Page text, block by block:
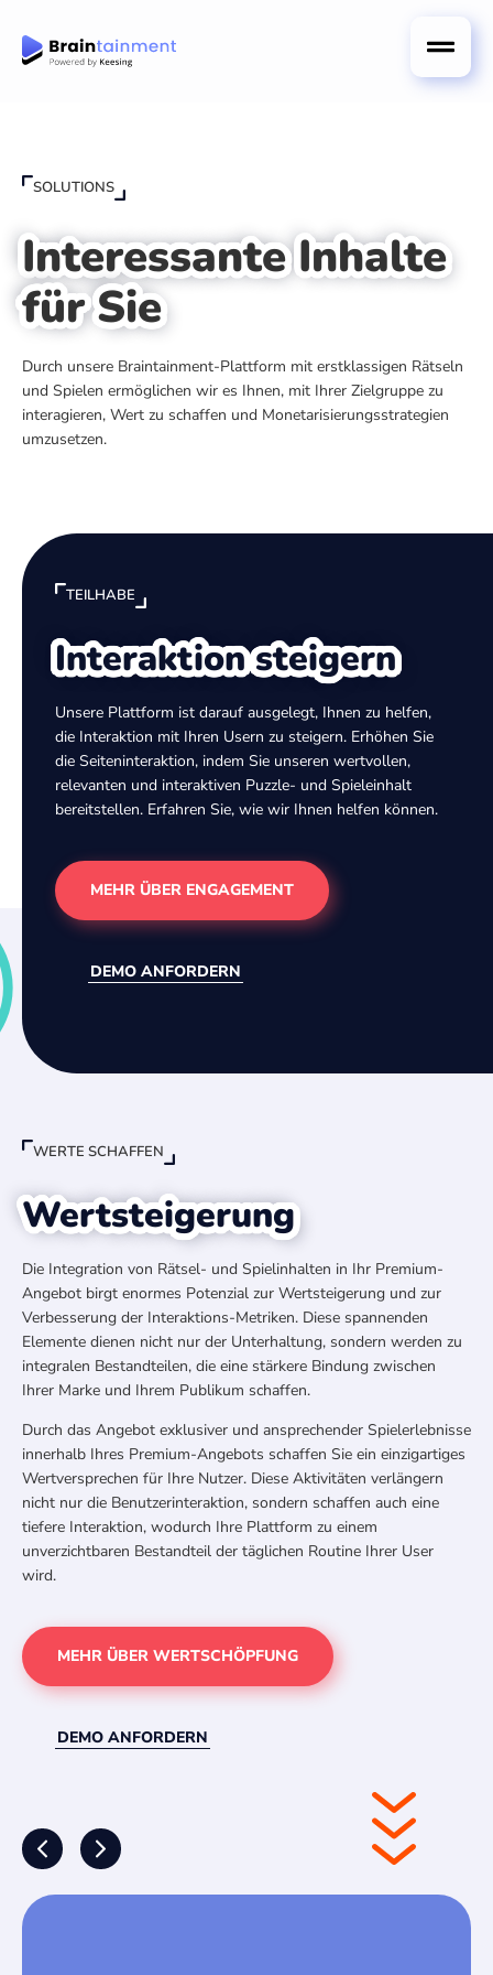
SOLUTIONS
Interessante Inhalte
für Sie
Durch unsere Braintainment-Plattform mit erstklassigen Rätseln
und Spielen ermöglichen wir es Ihnen, mit Ihrer Zielgruppe zu
interagieren, Wert zu schaffen und Monetarisierungsstrategien
umzusetzen.
TEILHABE
Interaktion steigern
Unsere Plattform ist darauf ausgelegt, Ihnen zu helfen,
die Interaktion mit Ihren Usern zu steigern. Erhöhen Sie
die Seiteninteraktion, indem Sie unseren wertvollen,
relevanten und interaktiven Puzzle- und Spieleinhalt
bereitstellen. Erfahren Sie, wie wir Ihnen helfen können.
MEHR ÜBER ENGAGEMENT
DEMO ANFORDERN
WERTE SCHAFFEN
Wertsteigerung
Die Integration von Rätsel- und Spielinhalten in Ihr Premium-
Angebot birgt enormes Potenzial zur Wertsteigerung und zur
Verbesserung der Interaktions-Metriken. Diese spannenden
Elemente dienen nicht nur der Unterhaltung, sondern werden zu
integralen Bestandteilen, die eine stärkere Bindung zwischen
Ihrer Marke und Ihrem Publikum schaffen.
Durch das Angebot exklusiver und ansprechender Spielerlebnisse
innerhalb Ihres Premium-Angebots schaffen Sie ein einzigartiges
Wertversprechen für Ihre Nutzer. Diese Aktivitäten verlängern
nicht nur die Benutzerinteraktion, sondern schaffen auch eine
tiefere Interaktion, wodurch Ihre Plattform zu einem
unverzichtbaren Bestandteil der täglichen Routine Ihrer User
wird.
MEHR ÜBER WERTSCHÖPFUNG
DEMO ANFORDERN